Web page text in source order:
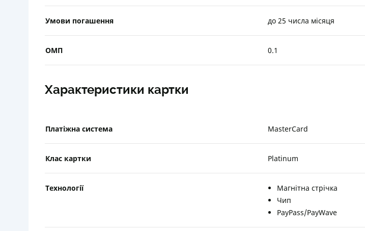
Умови погашення до 25 числа місяця
ОМП 0.1
Характеристики картки
Платіжна система MasterCard
Клас картки Platinum
Технології
Магнітна стрічка
Чип
PayPass/PayWave